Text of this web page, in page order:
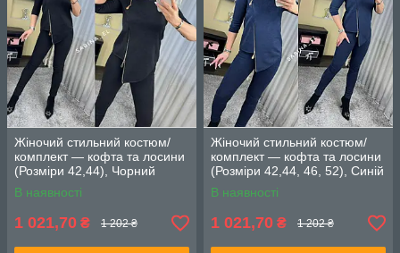
Жіночий стильний костюм/
комплект — кофта та лосини
(Розміри 42,44), Чорний
В наявності
1 021,70 ₴ 1 202 ₴
Жіночий стильний костюм/
комплект — кофта та лосини
(Розміри 42,44, 46, 52), Синій
В наявності
1 021,70 ₴ 1 202 ₴